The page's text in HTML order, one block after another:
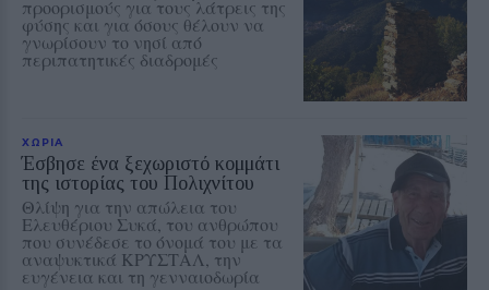
προορισμούς για τους λάτρεις της
φύσης και για όσους θέλουν να
γνωρίσουν το νησί από
περιπατητικές διαδρομές
ΧΩΡΙΑ
Έσβησε ένα ξεχωριστό κομμάτι
της ιστορίας του Πολιχνίτου
Θλίψη για την απώλεια του
Ελευθέριου Συκά, του ανθρώπου
που συνέδεσε το όνομά του με τα
αναψυκτικά ΚΡΥΣΤΑΛ, την
ευγένεια και τη γενναιοδωρία